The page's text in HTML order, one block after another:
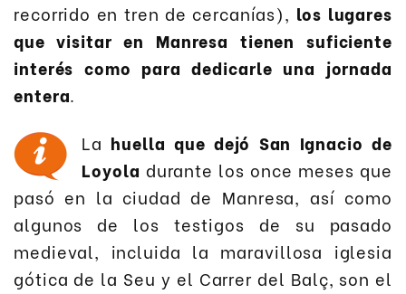
recorrido en tren de cercanías), los lugares
que visitar en Manresa tienen suficiente
interés como para dedicarle una jornada
entera.
La huella que dejó San Ignacio de
Loyola durante los once meses que
pasó en la ciudad de Manresa, así como
algunos de los testigos de su pasado
medieval, incluida la maravillosa iglesia
gótica de la Seu y el Carrer del Balç, son el